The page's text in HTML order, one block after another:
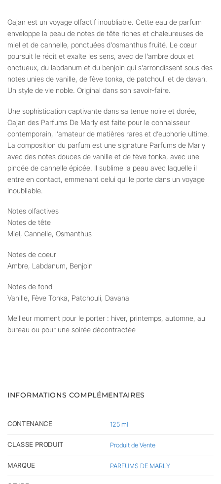
Oajan est un voyage olfactif inoubliable. Cette eau de parfum
enveloppe la peau de notes de tête riches et chaleureuses de
miel et de cannelle, ponctuées d’osmanthus fruité. Le cœur
poursuit le récit et exalte les sens, avec de l’ambre doux et
onctueux, du labdanum et du benjoin qui s’arrondissent sous des
notes unies de vanille, de fève tonka, de patchouli et de davan.
Un style de vie noble. Original dans son savoir-faire.
Une sophistication captivante dans sa tenue noire et dorée,
Oajan des Parfums De Marly est faite pour le connaisseur
contemporain, l’amateur de matières rares et d’euphorie ultime.
La composition du parfum est une signature Parfums de Marly
avec des notes douces de vanille et de fève tonka, avec une
pincée de cannelle épicée. Il sublime la peau avec laquelle il
entre en contact, emmenant celui qui le porte dans un voyage
inoubliable.
Notes olfactives
Notes de tête
Miel, Cannelle, Osmanthus
Notes de coeur
Ambre, Labdanum, Benjoin
Notes de fond
Vanille, Fève Tonka, Patchouli, Davana
Meilleur moment pour le porter : hiver, printemps, automne, au
bureau ou pour une soirée décontractée
INFORMATIONS COMPLÉMENTAIRES
CONTENANCE 125 ml
CLASSE PRODUIT Produit de Vente
MARQUE PARFUMS DE MARLY